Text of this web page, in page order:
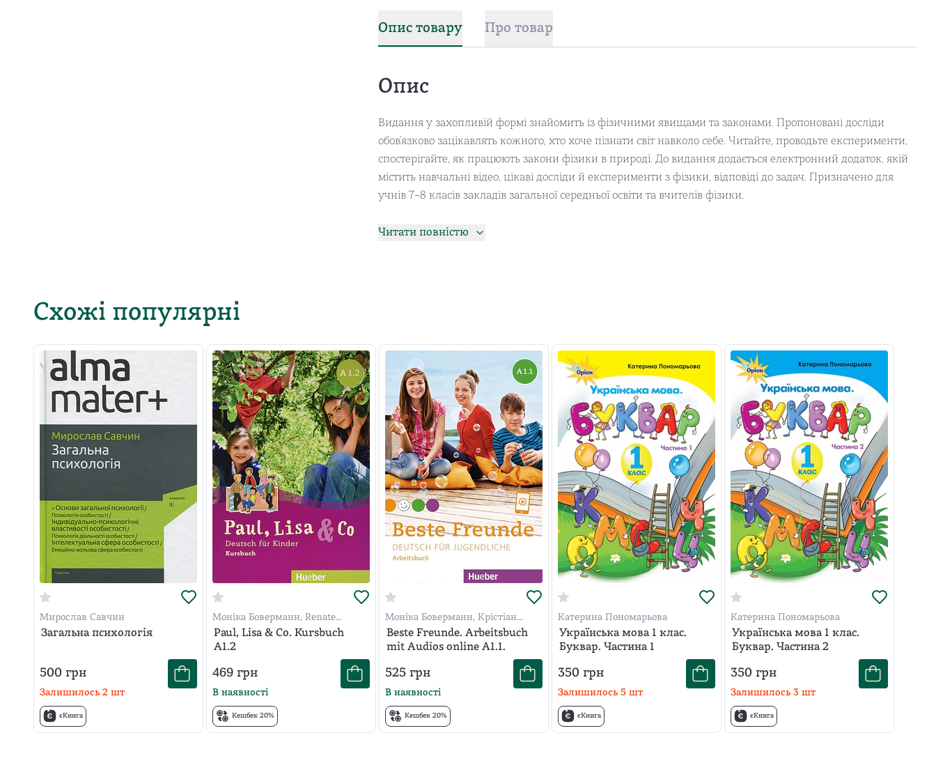
Опис товару Про товар
Опис
Видання у захопливій формі знайомить із фізичними явищами та законами. Пропоновані досліди
обов’язково зацікавлять кожного, хто хоче пізнати світ навколо себе. Читайте, проводьте експерименти,
спостерігайте, як працюють закони фізики в природі. До видання додається електронний додаток, якій
містить навчальні відео, цікаві досліди й експерименти з фізики, відповіді до задач. Призначено для
учнів 7–8 класів закладів загальної середньої освіти та вчителів фізики.
Читати повністю
Схожі популярні
Мирослав Савчин
Загальна психологія
500 грн
Залишилось 2 шт
єКнига
Моніка Боверманн, Renate
Zschärlich
Paul, Lisa & Co. Kursbuch
A1.2
469 грн
В наявності
Кешбек 20%
Моніка Боверманн, Крістіан
Зойте, Anja Schümann
Beste Freunde. Arbeitsbuch
mit Audios online A1.1.
525 грн
В наявності
Кешбек 20%
Катерина Пономарьова
Українська мова 1 клас.
Буквар. Частина 1
350 грн
Залишилось 5 шт
єКнига
Катерина Пономарьова
Українська мова 1 клас.
Буквар. Частина 2
350 грн
Залишилось 3 шт
єКнига